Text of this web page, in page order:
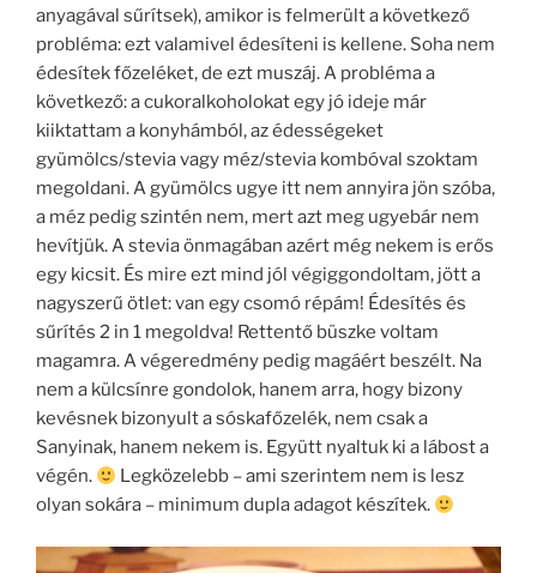
anyagával sűrítsek), amikor is felmerült a következő
probléma: ezt valamivel édesíteni is kellene. Soha nem
édesítek főzeléket, de ezt muszáj. A probléma a
következő: a cukoralkoholokat egy jó ideje már
kiiktattam a konyhámból, az édességeket
gyümölcs/stevia vagy méz/stevia kombóval szoktam
megoldani. A gyümölcs ugye itt nem annyira jön szóba,
a méz pedig szintén nem, mert azt meg ugyebár nem
hevítjük. A stevia önmagában azért még nekem is erős
egy kicsit. És mire ezt mind jól végiggondoltam, jött a
nagyszerű ötlet: van egy csomó répám! Édesítés és
sűrítés 2 in 1 megoldva! Rettentő büszke voltam
magamra. A végeredmény pedig magáért beszélt. Na
nem a külcsínre gondolok, hanem arra, hogy bizony
kevésnek bizonyult a sóskafőzelék, nem csak a
Sanyinak, hanem nekem is. Együtt nyaltuk ki a lábost a
végén.
Legközelebb – ami szerintem nem is lesz
olyan sokára – minimum dupla adagot készítek.